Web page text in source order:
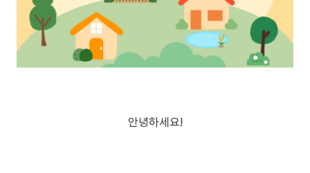
안녕하세요!